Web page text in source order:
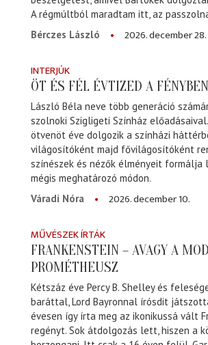
A régmúltból maradtam itt, az
Bérczes László
2026. december 28.
INTERJÚK
ÖT ÉS FÉL ÉVTIZED A FÉNYBEN
László Béla neve több generáció
szolnoki Szigligeti Színház
ötvenöt éve dolgozik a színházi
világosítóként majd fővilágosítóként
színészek és nézők élményeit
mégis meghatározó módon.
Váradi Nóra
2026. december 10.
MŰVÉSZEK ÍRTÁK
FRANKENSTEIN – AVAGY A
PROMÉTHEUSZ
Kétszáz éve Percy B. Shelley és
baráttal, Lord Bayronnal írósdit
évesen így írta meg az ikonikussá vált
regényt. Sok átdolgozás lett, hiszen a